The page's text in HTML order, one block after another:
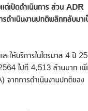
ต่เปิดดำเนินการ ส่วน ADR
ดำเนินงานปกติพลิกกลับมา
ะให้บริการในไตรมาส 4 ปี
ไปที่ 4,513 ล้านบาท เ
จากการดำเนินงานปกติของ